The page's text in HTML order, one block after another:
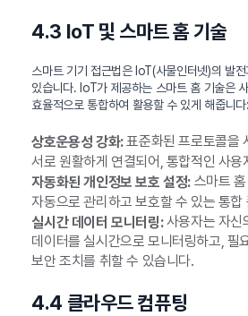
4.3 IoT 및 스마트 홈 기술
스마트 기기 접근법은 IoT(사물인터넷)의 발전
있습니다. IoT가 제공하는 스마트 홈 기술은
효율적으로 통합하여 활용할 수 있게 해줍니다:
상호운용성 강화:표준화된 프로토콜을
서로 원활하게 연결되어, 통합적인 사용
자동화된 개인정보 보호 설정:스마트 홈
자동으로 관리하고 보호할 수 있는 통합
실시간 데이터 모니터링:사용자는 자신
데이터를 실시간으로 모니터링하고, 필
보안 조치를 취할 수 있습니다.
4.4 클라우드 컴퓨팅